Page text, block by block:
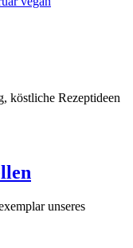
köstliche Rezeptideen
unseres